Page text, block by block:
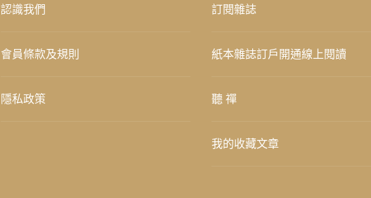
認識我們
會員條款及規則
隱私政策
訂閱雜誌
紙本雜誌訂戶開通線上閱讀
聽 禪
我的收藏文章